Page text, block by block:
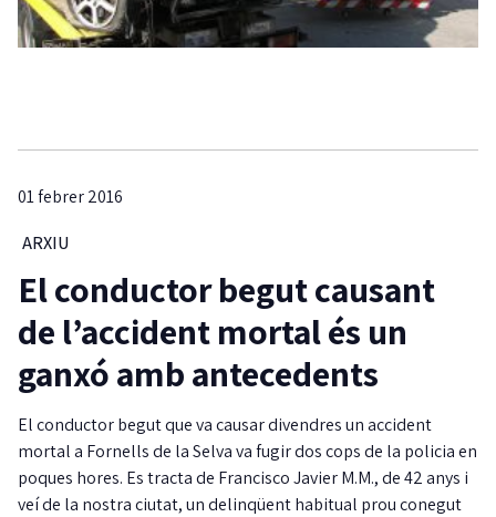
01 febrer 2016
ARXIU
El conductor begut causant
de l’accident mortal és un
ganxó amb antecedents
El conductor begut que va causar divendres un accident
mortal a Fornells de la Selva va fugir dos cops de la policia en
poques hores. Es tracta de Francisco Javier M.M., de 42 anys i
veí de la nostra ciutat, un delinqüent habitual prou conegut